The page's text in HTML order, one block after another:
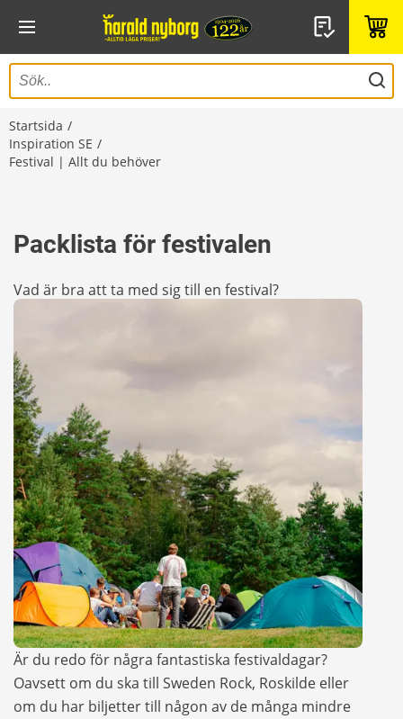
Startsida
Inspiration SE
Festival | Allt du behöver
Packlista för festivalen
Vad är bra att ta med sig till en festival?
Är du redo för några fantastiska festivaldagar?
Oavsett om du ska till Sweden Rock, Roskilde eller
om du har biljetter till någon av de många mindre